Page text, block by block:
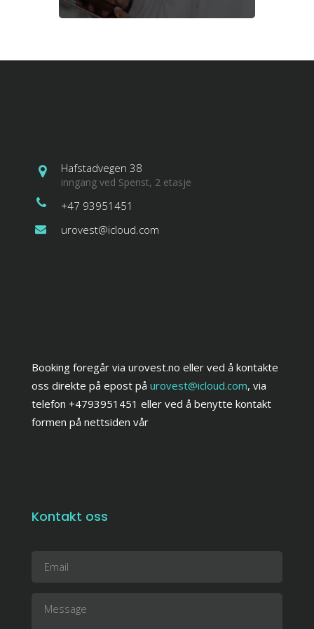
Hafstadvegen 38
inngang ved Spenst, 2 etasje
+47 93951451
urovest@icloud.com
Booking foregår via urovest.no eller ved å kontakte
oss direkte på epost på urovest@icloud.com, via
telefon +4793951451 eller ved å benytte kontakt
formen på nettsiden vår
Kontakt oss